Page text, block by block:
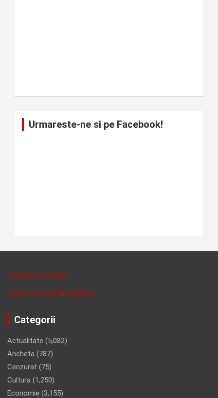
Urmareste-ne si pe Facebook!
Politica de cookies
Politica de confidentalitate
Categorii
Actualitate (5,082)
Ancheta (787)
Cenzurat (75)
Cultura (1,250)
Economie (3,155)